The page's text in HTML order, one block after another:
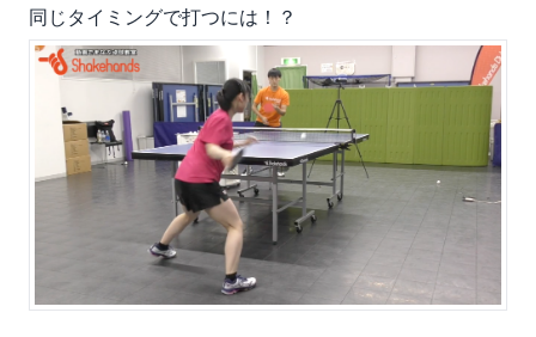
同じタイミングで打つには！？